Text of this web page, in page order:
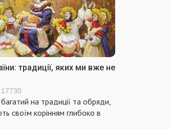
традиції, яких ми вже не
17730
на традиції та обряди,
своїм корінням глибоко в